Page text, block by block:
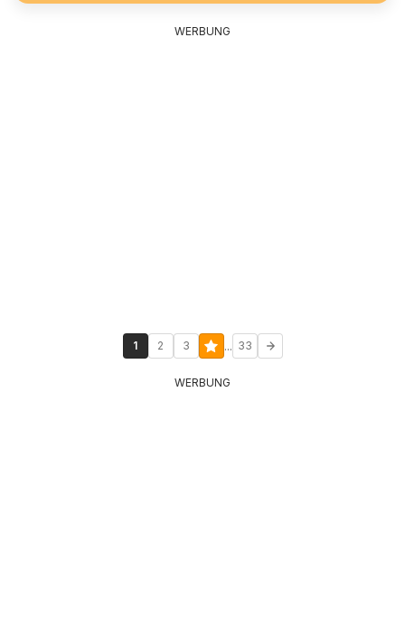
WERBUNG
1 2 3 ... 33
WERBUNG